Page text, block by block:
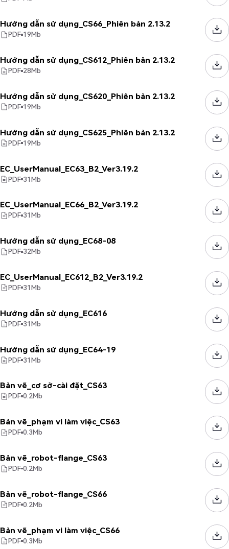
Hướng dẫn sử dụng_CS66_Phiên bản 2.13.2
PDF 19Mb
Hướng dẫn sử dụng_CS612_Phiên bản 2.13.2
PDF 28Mb
Hướng dẫn sử dụng_CS620_Phiên bản 2.13.2
PDF 19Mb
Hướng dẫn sử dụng_CS625_Phiên bản 2.13.2
PDF 19Mb
EC_UserManual_EC63_B2_Ver3.19.2
PDF 31Mb
EC_UserManual_EC66_B2_Ver3.19.2
PDF 31Mb
Hướng dẫn sử dụng_EC68-08
PDF 32Mb
EC_UserManual_EC612_B2_Ver3.19.2
PDF 31Mb
Hướng dẫn sử dụng_EC616
PDF 31Mb
Hướng dẫn sử dụng_EC64-19
PDF 31Mb
Bản vẽ_cơ sở-cài đặt_CS63
PDF 0.2Mb
Bản vẽ_phạm vi làm việc_CS63
PDF 0.3Mb
Bản vẽ_robot-flange_CS63
PDF 0.2Mb
Bản vẽ_robot-flange_CS66
PDF 0.2Mb
Bản vẽ_phạm vi làm việc_CS66
PDF 0.3Mb